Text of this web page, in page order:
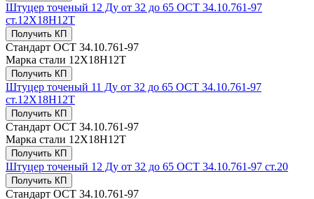
Штуцер точеный 12 Ду от 32 до 65 ОСТ 34.10.761-97
ст.12Х18Н12Т
Получить КП
Стандарт ОСТ 34.10.761-97
Марка стали 12Х18Н12Т
Получить КП
Штуцер точеный 11 Ду от 32 до 65 ОСТ 34.10.761-97
ст.12Х18Н12Т
Получить КП
Стандарт ОСТ 34.10.761-97
Марка стали 12Х18Н12Т
Получить КП
Штуцер точеный 12 Ду от 32 до 65 ОСТ 34.10.761-97 ст.20
Получить КП
Стандарт ОСТ 34.10.761-97